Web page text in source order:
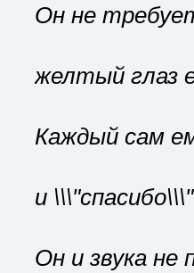
Он не
желтый глаз
Каждый сам
и
Он и звука не